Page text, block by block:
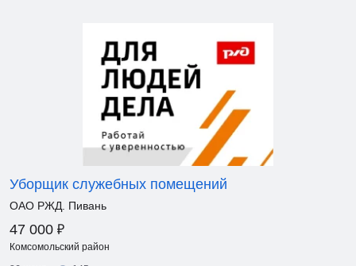
Уборщик служебных помещений
ОАО РЖД. Пивань
47 000 ₽
Комсомольский район